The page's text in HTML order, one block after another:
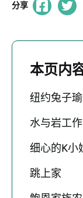
分享
本页内
纽约兔子
水与岩工
细心的K小
跳上家